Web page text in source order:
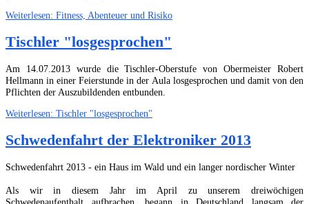
Weiterlesen: Fitness, Abenteuer und Risiko
Tischler "losgesprochen"
Am 14.07.2013 wurde die Tischler-Oberstufe von Obermeister Robert
Hellmann in einer Feierstunde in der Aula losgesprochen und damit von den
Pflichten der Auszubildenden entbunden.
Weiterlesen: Tischler "losgesprochen"
Schwedenfahrt der Elektroniker 2013
Schwedenfahrt 2013 - ein Haus im Wald und ein langer nordischer Winter
Als wir in diesem Jahr im April zu unserem dreiwöchigen